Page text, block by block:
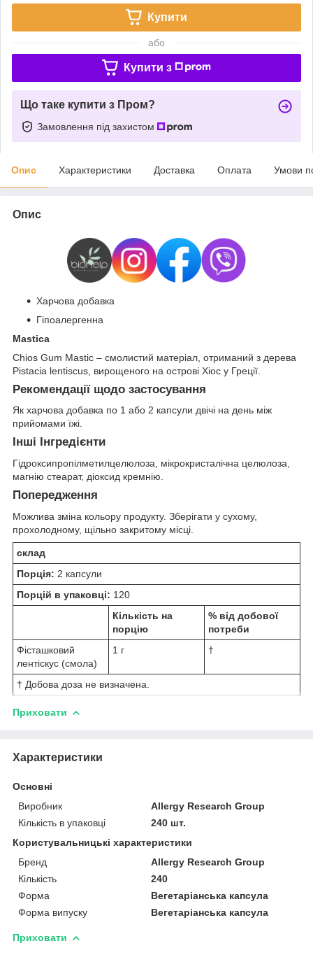
Купити
або
Купити з
Що таке купити з Пром?
Замовлення під захистом
Опис Характеристики Доставка Оплата Умови
Опис
Харчова добавка
Гіпоалергенна
Mastica
Chios Gum Mastic – смолистий матеріал, отриманий з дерева
Pistacia lentiscus, вирощеного на острові Хіос у Греції.
Рекомендації щодо застосування
Як харчова добавка по 1 або 2 капсули двічі на день між
прийомами їжі.
Інші Інгредієнти
Гідроксипропілметилцелюлоза, мікрокристалічна целюлоза,
магнію стеарат, діоксид кремнію.
Попередження
Можлива зміна кольору продукту. Зберігати у сухому,
прохолодному, щільно закритому місці.
склад
Порція: 2 капсули
Порцій в упаковці: 120
Кількість на
порцію
% від добової
потреби
Фісташковий
лентіскус (смола)
1 г †
† Добова доза не визначена.
Приховати
Характеристики
Основні
Виробник
Allergy Research Group
Кількість в упаковці
240 шт.
Користувальницькі характеристики
Бренд
Allergy Research Group
Кількість
240
Форма
Вегетаріанська капсула
Форма випуску
Вегетаріанська капсула
Приховати